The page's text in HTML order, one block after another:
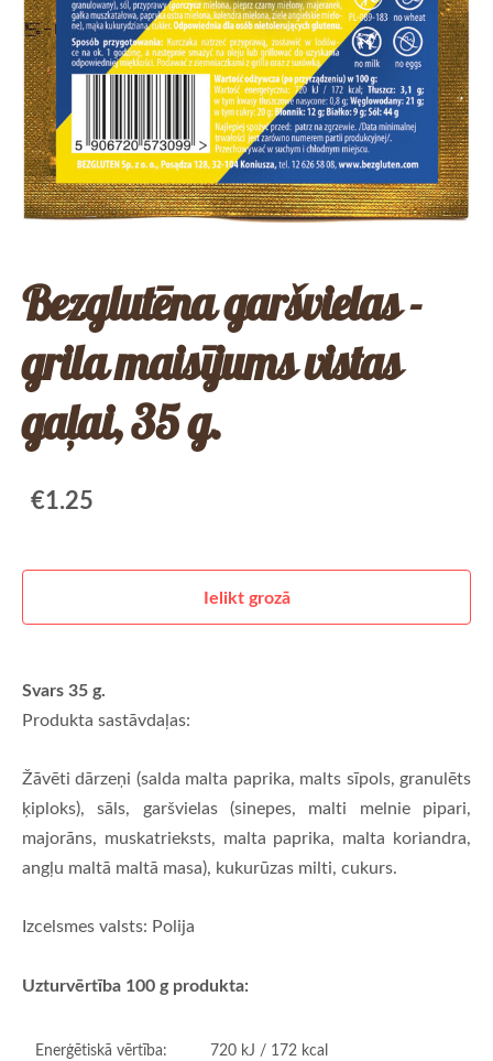
Bezglutēna garšvielas -
grila maisījums vistas
gaļai, 35 g.
€1.25
Ielikt grozā
Svars 35 g.
Produkta sastāvdaļas:
Žāvēti dārzeņi (salda malta paprika, malts sīpols, granulēts
ķiploks), sāls, garšvielas (sinepes, malti melnie pipari,
majorāns, muskatrieksts, malta paprika, malta koriandra,
angļu maltā maltā masa), kukurūzas milti, cukurs.
Izcelsmes valsts: Polija
Uzturvērtība 100 g produkta:
Enerģētiskā vērtība:
720 kJ / 172 kcal